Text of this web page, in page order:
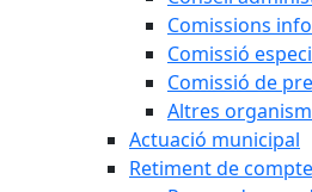
Comissions
Comissió
Comissió de
Altres
Actuació municipal
Retiment de